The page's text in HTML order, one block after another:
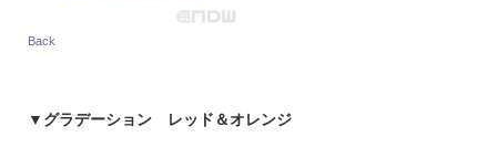
Back
▼ グラデーション レッド＆オレンジ